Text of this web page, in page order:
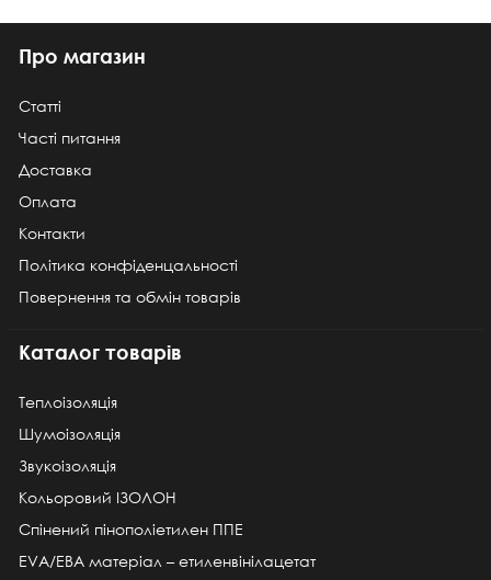
Про магазин
Статті
Часті питання
Доставка
Оплата
Контакти
Політика конфіденцальності
Повернення та обмін товарів
Каталог товарів
Теплоізоляція
Шумоізоляція
Звукоізоляція
Кольоровий ІЗОЛОН
Спінений пінополіетилен ППЕ
EVA/ЕВА матеріал – етиленвінілацетат